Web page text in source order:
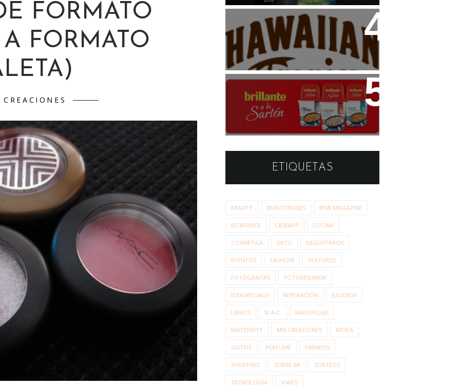
FORMATO
FORMATO
Haul: Dúo de Productos
Hawaiian Tropic para el
Veranito
Estudio de Opinión: Brillante
a la Sartén
ETIQUETAS
BEAUTY BEAUTYBOXES BFW MAGAZINE
BOXPRIVEE CASEAPP COCINA
COSMÉTICA DECO DEGUSTABOX
EVENTOS FASHION FEATURED
FOTOGRAFÍAS FOTORESUMEN
IDEASREGALO INSPIRACIÓN JOLIEBOX
LIBROS M.A.C. MAQUILLAJE
MATERNITY MIS CREACIONES MODA
OUTFIT PERFUME PREMIOS
SHOPPING SOBRE MI SORTEOS
TECNOLOGÍA VIAJES